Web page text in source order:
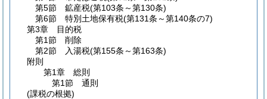
第5節
鉱産税(第103条～第130条)
第6節
特別土地保有税(第131条～第140条の7)
第3章
目的税
第1節
削除
第2節
入湯税(第155条～第163条)
附則
第1章
総則
第1節
通則
(課税の根拠)